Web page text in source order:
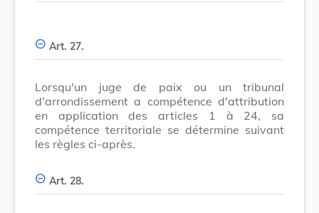
Art. 27.
Lorsqu'un juge de paix ou un tribunal
d'arrondissement a compétence d'attribution
en application des articles 1 à 24, sa
compétence territoriale se détermine suivant
les règles ci-après.
Art. 28.